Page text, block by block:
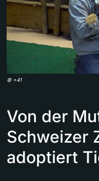
© +41
Von der
Schweizer
adoptiert